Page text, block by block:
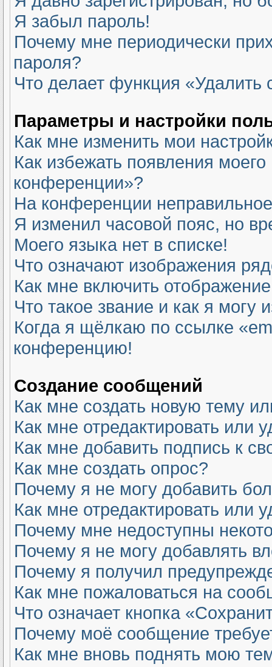
Я забыл пароль!
Почему мне периодически
пароля?
Что делает функция «Удалить
Параметры и настройки
Как мне изменить мои
Как избежать появления
конференции»?
На конференции
Я изменил часовой пояс, но
Моего языка нет в списке!
Что означают изображения
Как мне включить
Что такое звание и как я могу
Когда я щёлкаю по ссылке
конференцию!
Создание сообщений
Как мне создать новую тему
Как мне отредактировать или
Как мне добавить подпись к
Как мне создать опрос?
Почему я не могу добавить
Как мне отредактировать или
Почему мне недоступны
Почему я не могу добавлять
Почему я получил
Как мне пожаловаться на
Что означает кнопка
Почему моё сообщение
Как мне вновь поднять мою